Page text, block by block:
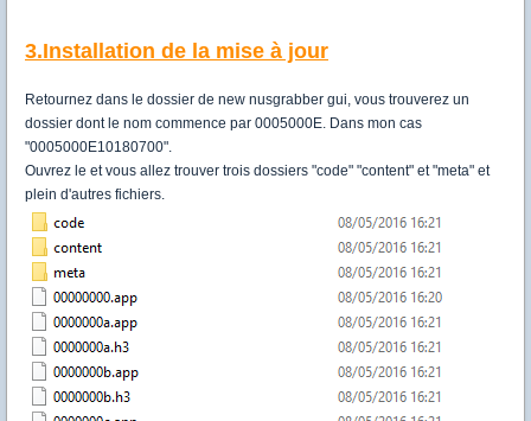
3.Installation de la mise à jour
Retournez dans le dossier de new nusgrabber gui, vous trouverez un
dossier dont le nom commence par 0005000E. Dans mon cas
"0005000E10180700".
Ouvrez le et vous allez trouver trois dossiers "code" "content" et "meta" et
plein d'autres fichiers.